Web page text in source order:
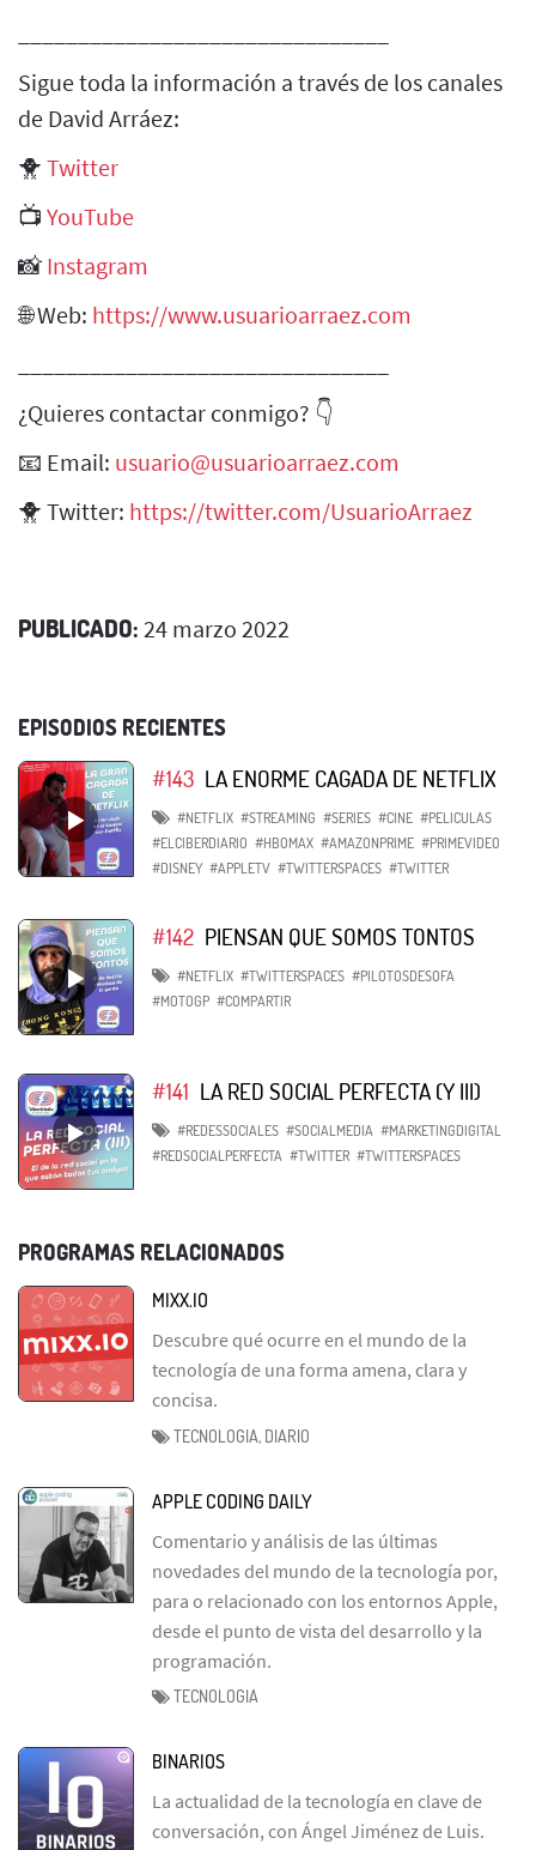
Sigue toda la información a través de los canales
de David Arráez:
🐥 Twitter
📺 YouTube
📸 Instagram
🌐 Web: https://www.usuarioarraez.com
¿Quieres contactar conmigo? 👇
📧 Email: usuario@usuarioarraez.com
🐥 Twitter: https://twitter.com/UsuarioArraez
PUBLICADO: 24 marzo 2022
EPISODIOS RECIENTES
#143 LA ENORME CAGADA DE NETFLIX
#NETFLIX #STREAMING #SERIES #CINE #PELICULAS
#ELCIBERDIARIO #HBOMAX #AMAZONPRIME #PRIMEVIDEO
#DISNEY #APPLETV #TWITTERSPACES #TWITTER
#142 PIENSAN QUE SOMOS TONTOS
#NETFLIX #TWITTERSPACES #PILOTOSDESOFA
#MOTOGP #COMPARTIR
#141 LA RED SOCIAL PERFECTA (Y III)
#REDESSOCIALES #SOCIALMEDIA #MARKETINGDIGITAL
#REDSOCIALPERFECTA #TWITTER #TWITTERSPACES
PROGRAMAS RELACIONADOS
MIXX.IO
Descubre qué ocurre en el mundo de la
tecnología de una forma amena, clara y
concisa.
TECNOLOGIA, DIARIO
APPLE CODING DAILY
Comentario y análisis de las últimas
novedades del mundo de la tecnología por,
para o relacionado con los entornos Apple,
desde el punto de vista del desarrollo y la
programación.
TECNOLOGIA
BINARIOS
La actualidad de la tecnología en clave de
conversación, con Ángel Jiménez de Luis.